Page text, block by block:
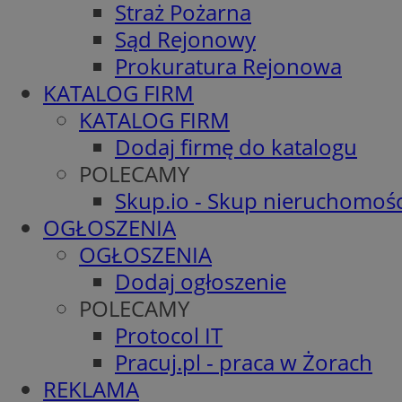
Straż Pożarna
Sąd Rejonowy
Prokuratura Rejonowa
KATALOG FIRM
KATALOG FIRM
Dodaj firmę do katalogu
POLECAMY
Skup.io - Skup
OGŁOSZENIA
OGŁOSZENIA
Dodaj ogłoszenie
POLECAMY
Protocol IT
Pracuj.pl - praca w Żorach
REKLAMA